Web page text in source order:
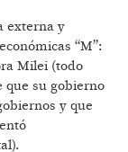
externa y
“M”:
Milei (todo
su gobierno
y que